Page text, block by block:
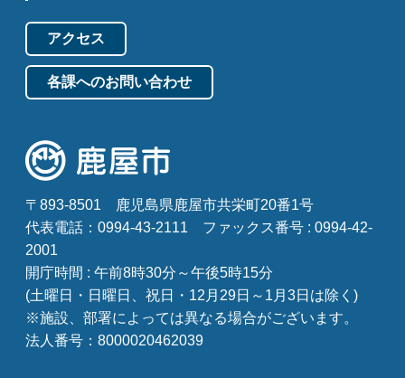
アクセス
各課へのお問い合わせ
〒893-8501
鹿児島県鹿屋市共栄町20番1号
代表電話：0994-43-2111
ファックス番号 : 0994-42-
2001
開庁時間 : 午前8時30分～午後5時15分
(土曜日・日曜日、祝日・12月29日～1月3日は除く)
※施設、部署によっては異なる場合がございます。
法人番号：8000020462039